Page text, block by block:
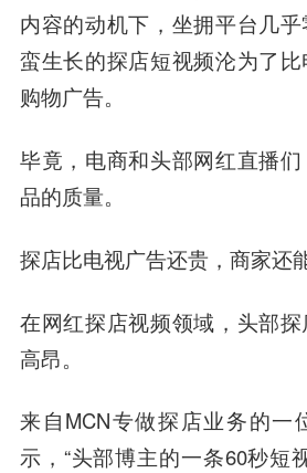
内容的动机下，坐拥平台几
蛮生长的探店短视频沦为了
购物广告。
毕竟，电商和头部网红直播
品的质量。
探店比电视广告还贵，商家还
在网红探店视频领域，头部
高昂。
来自MCN专做探店业务的一
示，“头部博主的一条60秒短